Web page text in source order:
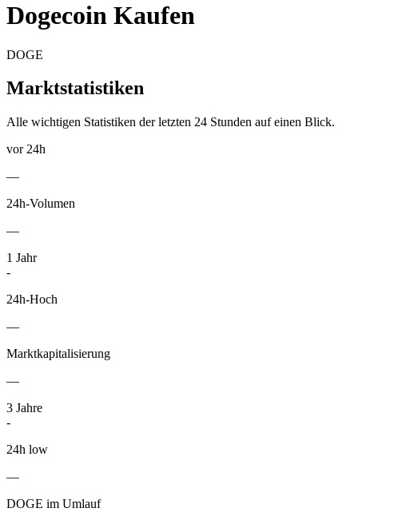
Dogecoin Kaufen
DOGE
Marktstatistiken
Alle wichtigen Statistiken der letzten 24 Stunden auf einen Blick.
vor 24h
—
24h-Volumen
—
1 Jahr
-
24h-Hoch
—
Marktkapitalisierung
—
3 Jahre
-
24h low
—
DOGE im Umlauf